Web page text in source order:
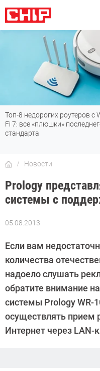
Топ-8 недорогих роутеров с
Fi 7: все «плюшки»
стандарта
Новости
Prology
системы с
05.08.2013
Автор:
Если вам
количества
надоело слушать
обратите внимание
системы Prology WR-
осуществлять прием
Интернет через LAN-